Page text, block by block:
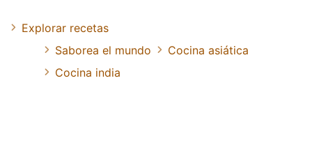
Explorar recetas
Saborea el mundo
Cocina asiática
Cocina india